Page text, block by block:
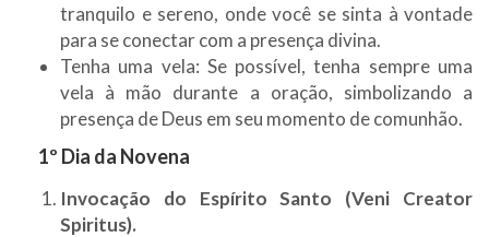
tranquilo e sereno, onde você se sinta à vontade
para se conectar com a presença divina.
Tenha uma vela: Se possível, tenha sempre uma
vela à mão durante a oração, simbolizando a
presença de Deus em seu momento de comunhão.
1º Dia da Novena
Invocação do Espírito Santo (Veni Creator
Spiritus).